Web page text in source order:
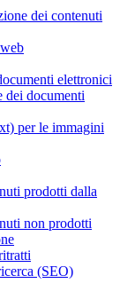
dei contenuti
elettronici
dei documenti
per le immagini
prodotti dalla
non prodotti
(SEO)